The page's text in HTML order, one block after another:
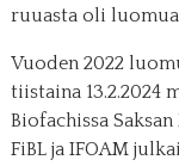
ruuasta oli
Vuoden 2022
tiistaina 13.2.2024
Biofachissa
FiBL ja IFOAM